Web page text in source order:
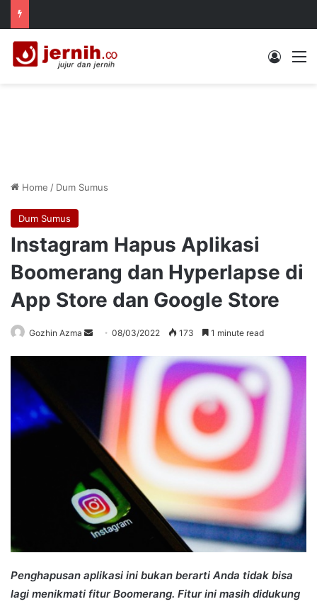
Log In
Home / Dum Sumus
Dum Sumus
Instagram Hapus Aplikasi
Boomerang dan Hyperlapse di
App Store dan Google Store
Gozhin Azma
Send
email
08/03/2022 173 1 minute read
Penghapusan aplikasi ini bukan berarti Anda tidak bisa
lagi menikmati fitur Boomerang. Fitur ini masih didukung